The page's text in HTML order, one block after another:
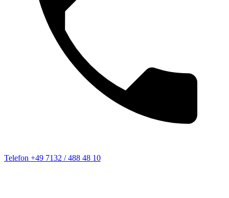
Telefon +49 7132 / 488 48 10